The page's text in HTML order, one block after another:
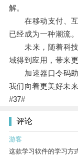
解。
在移动支付、互
已经成为一种潮流。
未来，随着科技
域得到应用，带来
加速器口令码助
我们向着更美好未来
#37#
评论
游客
这款学习软件的学习方